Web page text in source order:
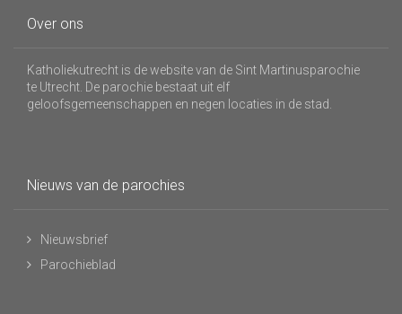
Over ons
Katholiekutrecht is de website van de Sint Martinusparochie
te Utrecht. De parochie bestaat uit elf
geloofsgemeenschappen en negen locaties in de stad.
Nieuws van de parochies
Nieuwsbrief
Parochieblad